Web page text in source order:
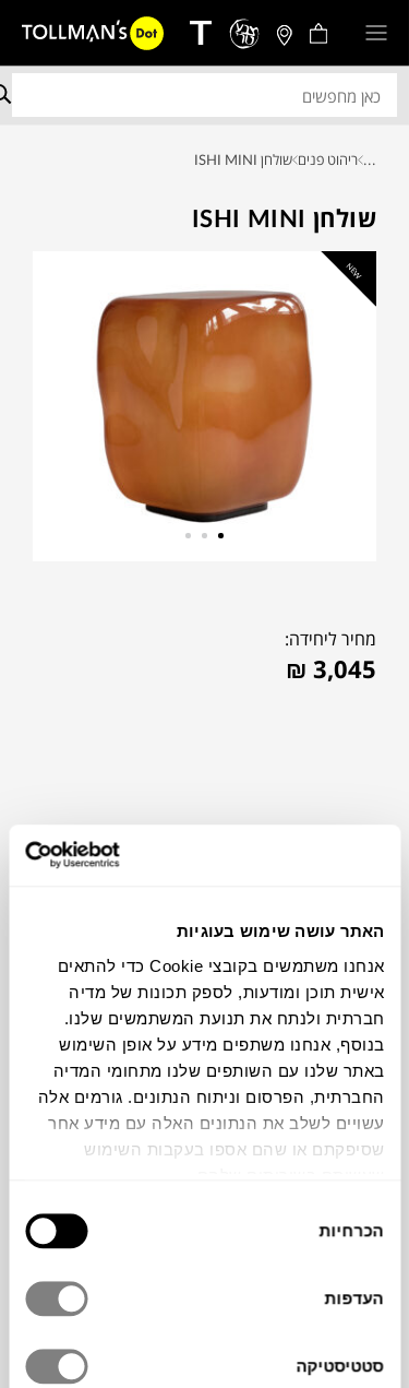
האתר עושה שימוש בעוגיות
אנחנו משתמשים בקובצי Cookie כדי להתאים
אישית תוכן ומודעות, לספק תכונות של מדיה
חברתית ולנתח את תנועת המשתמשים שלנו.
בנוסף, אנחנו משתפים מידע על אופן השימוש
באתר שלנו עם השותפים שלנו מתחומי המדיה
החברתית, הפרסום וניתוח הנתונים. גורמים אלה
עשויים לשלב את הנתונים האלה עם מידע אחר
שסיפקתם או שהם אספו בעקבות השימוש
הסכמה
הכרחיות
העדפות
סטטיסטיקה
... ריהוט פנים שולחן ISHI MINI
שולחן ISHI MINI
NEW
מחיר ליחידה:
₪ 3,045
צבעים
קולקציית Ishi של המותג הדני
101COPENHAGEN
, בעיצובם של Kristian
של תצורות האבנים בטבע. השולחנות מיוצרים
בעבודת יד בטכניקת ניפוח זכוכית לתוך תבנית,
הצורניות האורגנית, המזכירה קובייה רכה עם
בעוד הבדלים קלים ובועות אוויר עדינות הופכים
כל שולחן ליצירה ייחודית.